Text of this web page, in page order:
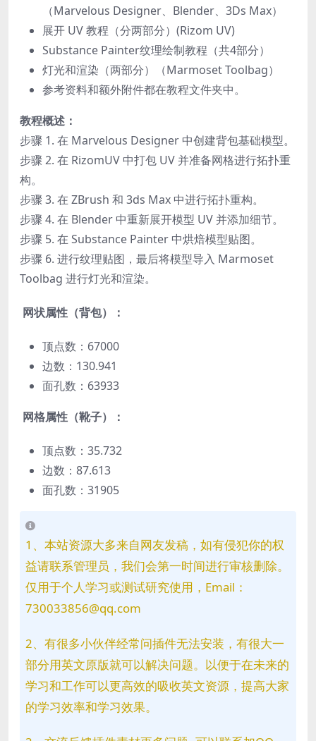
（Marvelous Designer、Blender、3Ds Max）
展开 UV 教程（分两部分）(Rizom UV)
Substance Painter纹理绘制教程（共4部分）
灯光和渲染（两部分）（Marmoset Toolbag）
参考资料和额外附件都在教程文件夹中。
教程概述：
步骤 1. 在 Marvelous Designer 中创建背包基础模型。
步骤 2. 在 RizomUV 中打包 UV 并准备网格进行拓扑重
构。
步骤 3. 在 ZBrush 和 3ds Max 中进行拓扑重构。
步骤 4. 在 Blender 中重新展开模型 UV 并添加细节。
步骤 5. 在 Substance Painter 中烘焙模型贴图。
步骤 6. 进行纹理贴图，最后将模型导入 Marmoset
Toolbag 进行灯光和渲染。
网状属性（背包）：
顶点数：67000
边数：130.941
面孔数：63933
网格属性（靴子）：
顶点数：35.732
边数：87.613
面孔数：31905
1、本站资源大多来自网友发稿，如有侵犯你的权
益请联系管理员，我们会第一时间进行审核删除。
仅用于个人学习或测试研究使用，Email：
730033856@qq.com
2、有很多小伙伴经常问插件无法安装，有很大一
部分用英文原版就可以解决问题。以便于在未来的
学习和工作可以更高效的吸收英文资源，提高大家
的学习效率和学习效果。